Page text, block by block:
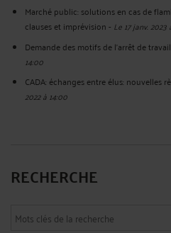
Marché public: solutions en cas de
clauses et imprévision- Le 17 janv. 2023
Demande des motifs de l'arrêt de
14:00
CADA: échanges entre élus: nouvelles
2022 à 14:00
RECHERCHE